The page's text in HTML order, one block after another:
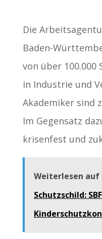
Die
Baden-
von über 100.000
in Industrie und
Akademiker sind
Im Gegensatz
krisenfest und
Weiterlesen auf
Schutzschild: